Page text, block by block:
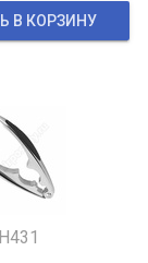
В КОРЗИНУ